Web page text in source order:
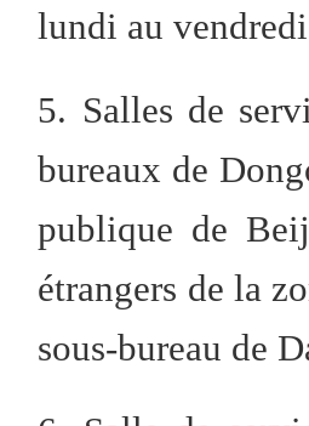
lundi au
5. Salles de
bureaux de
publique de
étrangers de la
sous-bureau de